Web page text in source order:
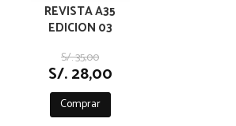
REVISTA A35
EDICION 03
S/. 35,00
S/. 28,00
Comprar